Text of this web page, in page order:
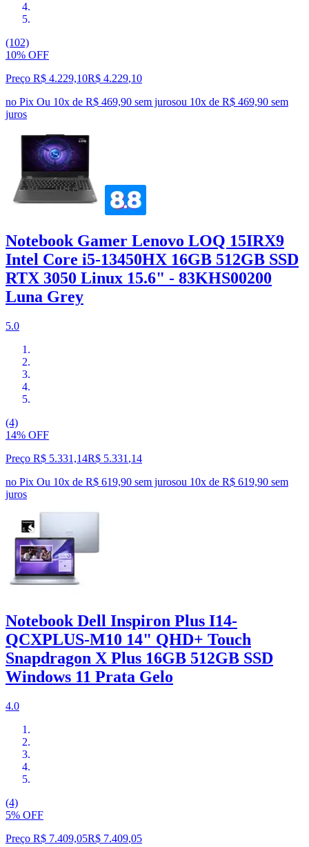
(102)
10% OFF
Preço R$ 4.229,10R$ 4.229,10
no Pix Ou 10x de R$ 469,90 sem jurosou 10x de R$ 469,90 sem
juros
Notebook Gamer Lenovo LOQ 15IRX9
Intel Core i5-13450HX 16GB 512GB SSD
RTX 3050 Linux 15.6" - 83KHS00200
Luna Grey
5.0
(4)
14% OFF
Preço R$ 5.331,14R$ 5.331 ,14
no Pix Ou 10x de R$ 619,90 sem jurosou 10x de R$ 619,90 sem
juros
Notebook Dell Inspiron Plus I14-
QCXPLUS-M10 14" QHD+ Touch
Snapdragon X Plus 16GB 512GB SSD
Windows 11 Prata Gelo
4.0
(4)
5% OFF
Preço R$ 7.409,05R$ 7.409,05